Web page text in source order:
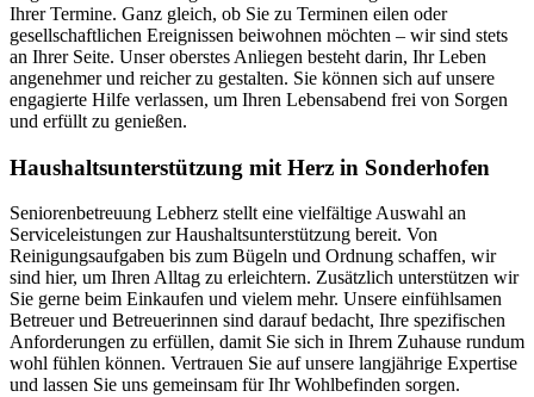
Ihrer Termine. Ganz gleich, ob Sie zu Terminen eilen oder
gesellschaftlichen Ereignissen beiwohnen möchten – wir sind stets
an Ihrer Seite. Unser oberstes Anliegen besteht darin, Ihr Leben
angenehmer und reicher zu gestalten. Sie können sich auf unsere
engagierte Hilfe verlassen, um Ihren Lebensabend frei von Sorgen
und erfüllt zu genießen.
Haushalts­unterstützung mit Herz in Sonderhofen
Seniorenbetreuung Lebherz stellt eine vielfältige Auswahl an
Serviceleistungen zur Haushaltsunterstützung bereit. Von
Reinigungsaufgaben bis zum Bügeln und Ordnung schaffen, wir
sind hier, um Ihren Alltag zu erleichtern. Zusätzlich unterstützen wir
Sie gerne beim Einkaufen und vielem mehr. Unsere einfühlsamen
Betreuer und Betreuerinnen sind darauf bedacht, Ihre spezifischen
Anforderungen zu erfüllen, damit Sie sich in Ihrem Zuhause rundum
wohl fühlen können. Vertrauen Sie auf unsere langjährige Expertise
und lassen Sie uns gemeinsam für Ihr Wohlbefinden sorgen.